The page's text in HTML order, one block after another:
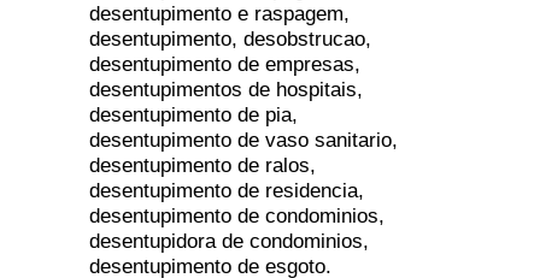
desentupimento e raspagem,
desentupimento, desobstrucao,
desentupimento de empresas,
desentupimentos de hospitais,
desentupimento de pia,
desentupimento de vaso sanitario,
desentupimento de ralos,
desentupimento de residencia,
desentupimento de condominios,
desentupidora de condominios,
desentupimento de esgoto.